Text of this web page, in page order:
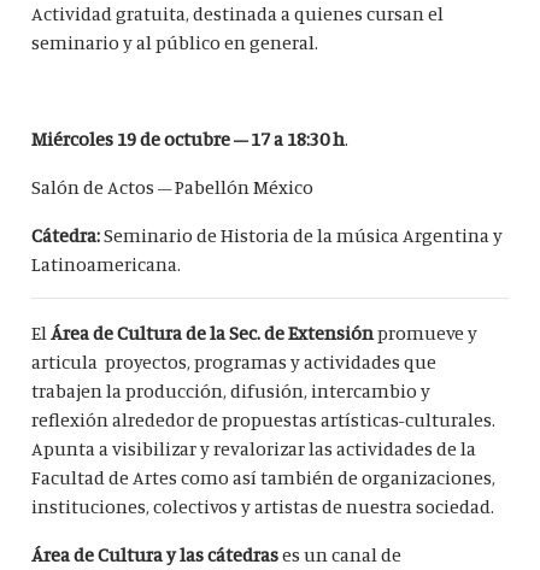
Actividad gratuita, destinada a quienes cursan el
seminario y al público en general.
Miércoles 19 de octubre – 17 a 18:30 h.
Salón de Actos – Pabellón México
Cátedra:Seminario de Historia de la música Argentina y
Latinoamericana.
ElÁrea de Cultura de la Sec. de Extensiónpromueve y
articula proyectos, programas y actividades que
trabajen la producción, difusión, intercambio y
reflexión alrededor de propuestas artísticas-culturales.
Apunta a visibilizar y revalorizar las actividades de la
Facultad de Artes como así también de organizaciones,
instituciones, colectivos y artistas de nuestra sociedad.
Área de Cultura y las cátedrases un canal de